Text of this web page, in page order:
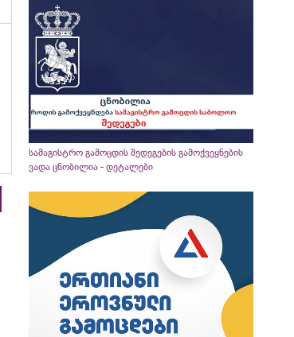
სამაგისტრო გამოცდის შედეგების გამოქვეყნების
ვადა ცნობილია - დეტალები